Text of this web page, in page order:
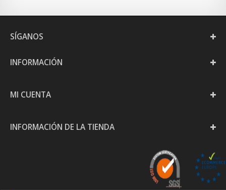
SÍGANOS
INFORMACIÓN
MI CUENTA
INFORMACIÓN DE LA TIENDA